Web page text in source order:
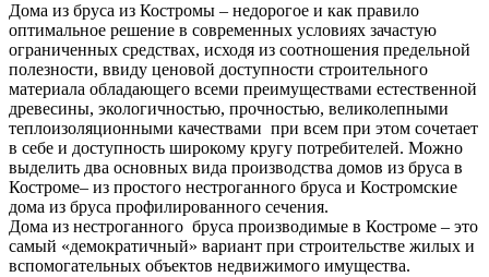
Дома из бруса из Костромы – недорогое и как правило
оптимальное решение в современных условиях зачастую
ограниченных средствах, исходя из соотношения предельной
полезности, ввиду ценовой доступности строительного
материала обладающего всеми преимуществами естественной
древесины, экологичностью, прочностью, великолепными
теплоизоляционными качествами при всем при этом сочетает
в себе и доступность широкому кругу потребителей. Можно
выделить два основных вида производства домов из бруса в
Костроме– из простого нестроганного бруса и Костромские
дома из бруса профилированного сечения.
Дома из нестроганного бруса производимые в Костроме – это
самый «демократичный» вариант при строительстве жилых и
вспомогательных объектов недвижимого имущества.